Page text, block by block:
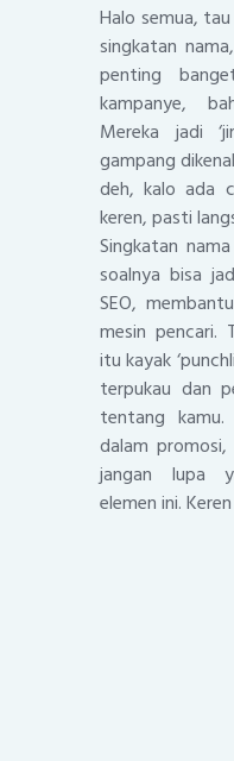
Halo semua,
singkatan
penting
kampanye,
Mereka jadi
gampang
deh, kalo ada
keren, pasti
Singkatan
soalnya bisa
SEO,
mesin pencari.
itu kayak
terpukau dan
tentang
dalam
jangan lupa
elemen ini.